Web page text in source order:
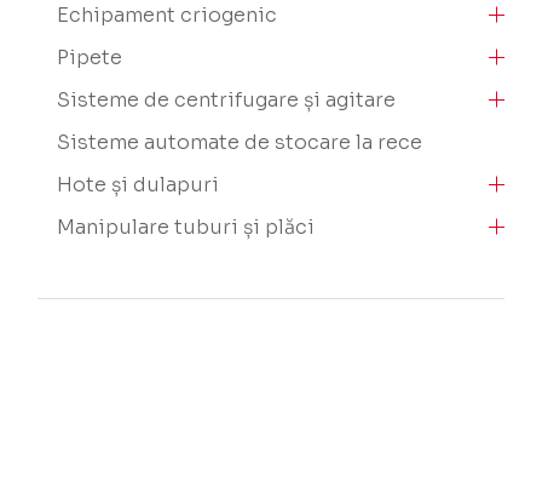
Echipament criogenic
Pipete
Sisteme de centrifugare și agitare
Sisteme automate de stocare la rece
Hote și dulapuri
Manipulare tuburi și plăci